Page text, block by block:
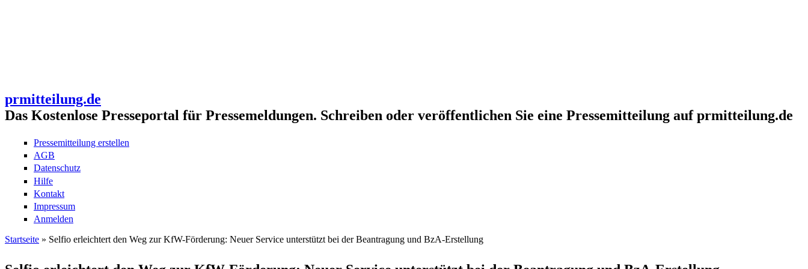
prmitteilung.de
Das Kostenlose Presseportal für Pressemeldungen. Schreiben oder veröffentlichen Sie eine Pressemitteilung auf prmitteilung.de
Pressemitteilung erstellen
AGB
Datenschutz
Hilfe
Kontakt
Impressum
Anmelden
Startseite » Selfio erleichtert den Weg zur KfW-Förderung: Neuer Service unterstützt bei der Beantragung und BzA-Erstellung